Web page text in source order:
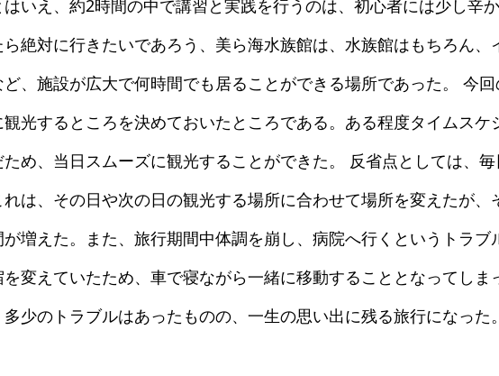
いえ、約2時間の中で講習と実践を行うのは、初心者には少し辛
絶対に行きたいであろう、美ら海水族館は、水族館はもちろん、
ど、施設が広大で何時間でも居ることができる場所であった。 今
光するところを決めておいたところである。ある程度タイムスケ
め、当日スムーズに観光することができた。 反省点としては、
は、その日や次の日の観光する場所に合わせて場所を変えたが、
増えた。また、旅行期間中体調を崩し、病院へ行くというトラブ
変えていたため、車で寝ながら一緒に移動することとなってしま
少のトラブルはあったものの、一生の思い出に残る旅行になった